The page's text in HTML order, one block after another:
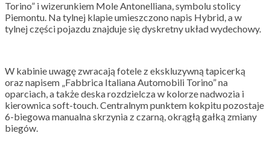
Torino” i wizerunkiem Mole Antonelliana, symbolu stolicy
Piemontu. Na tylnej klapie umieszczono napis Hybrid, a w
tylnej części pojazdu znajduje się dyskretny układ wydechowy.
W kabinie uwagę zwracają fotele z ekskluzywną tapicerką
oraz napisem „Fabbrica Italiana Automobili Torino” na
oparciach, a także deska rozdzielcza w kolorze nadwozia i
kierownica soft-touch. Centralnym punktem kokpitu pozostaje
6-biegowa manualna skrzynia z czarną, okrągłą gałką zmiany
biegów.